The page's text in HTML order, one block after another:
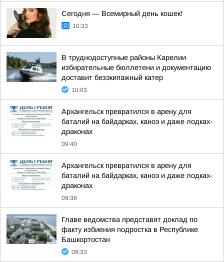
Сегодня — Всемирный день кошек!
10:33
В труднодоступные районы Карелии
избирательные бюллетени и документацию
доставит безэкипажный катер
10:03
Архангельск превратился в арену для
баталий на байдарках, каноэ и даже лодках-
драконах
09:40
Архангельск превратился в арену для
баталий на байдарках, каноэ и даже лодках-
драконах
09:38
Главе ведомства представят доклад по
факту избиения подростка в Республике
Башкортостан
09:33